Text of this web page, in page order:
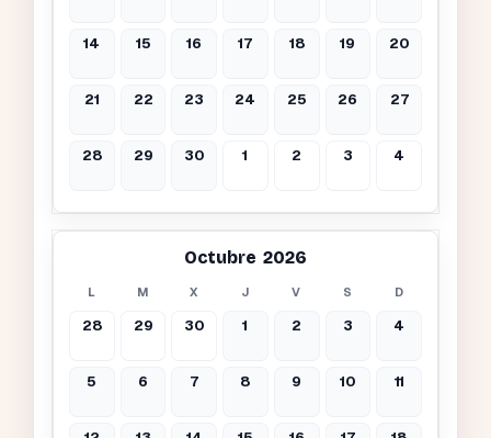
14 15 16 17 18 19 20
21 22 23 24 25 26 27
28 29 30 1 2 3 4
Octubre 2026
L M X J V S D
28 29 30 1 2 3 4
5 6 7 8 9 10 11